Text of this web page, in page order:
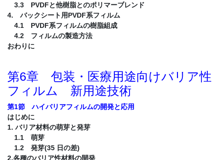
3.3 PVDFと他樹脂とのポリマーブレンド
4. バックシート用PVDF系フィルム
4.1 PVDF系フィルムの樹脂組成
4.2 フィルムの製造方法
おわりに
第6章 包装・医療用途向けバリア性
フィルム 新用途技術
第1節 ハイバリアフィルムの開発と応用
はじめに
1. バリア材料の萌芽と発芽
1.1 萌芽
1.2 発芽(35 日の差)
2.各種のバリア性材料の開発